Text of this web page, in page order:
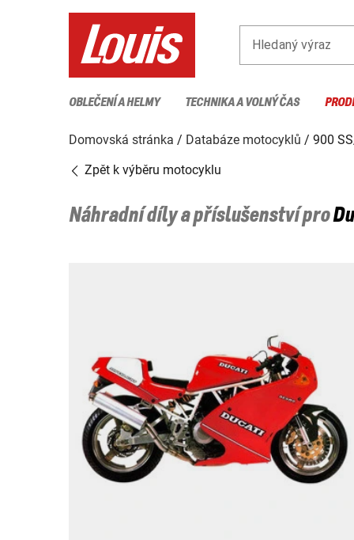
Hledaný výraz
OBLEČENÍ A HELMY TECHNIKA A VOLNÝ ČAS
Domovská stránka Databáze motocyklů
900
Zpět k výběru motocyklu
Náhradní díly a příslušenství pro